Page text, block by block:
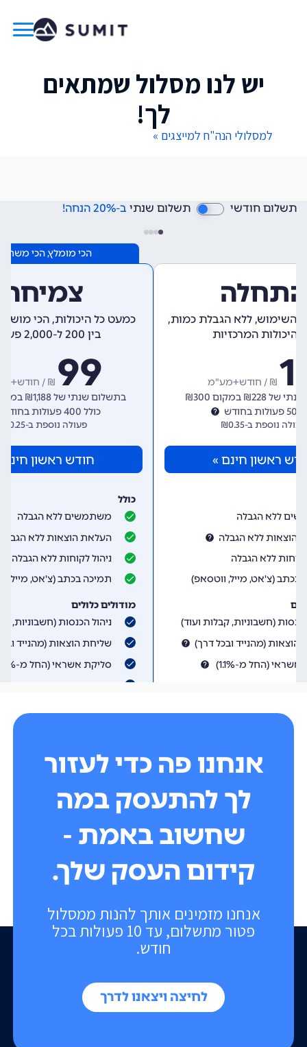
יש לנו מסלול שמתאים
לך!
למסלולי הנה"ח למייצגים »
אנחנו מזמינים אותך להנות ממסלול
פטור מתשלום, עד 10 פעולות בכל
חודש.
לחיצה ויצאנו לדרך
אנחנו פה כדי לעזור
לך להתעסק במה
שחשוב באמת -
קידום העסק שלך.